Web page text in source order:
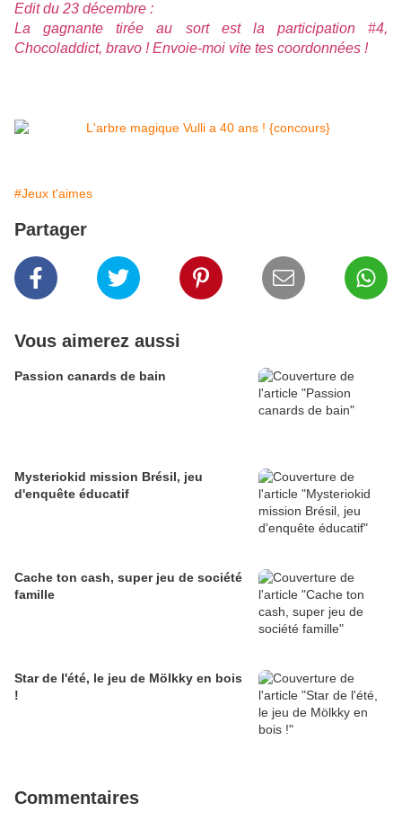
Edit du 23 décembre :
La gagnante tirée au sort est la participation #4,
Chocoladdict, bravo ! Envoie-moi vite tes coordonnées !
#Jeux t'aimes
Partager
Vous aimerez aussi
Passion canards de bain
Mysteriokid mission Brésil, jeu
d'enquête éducatif
Cache ton cash, super jeu de société
famille
Star de l'été, le jeu de Mölkky en bois
!
Commentaires